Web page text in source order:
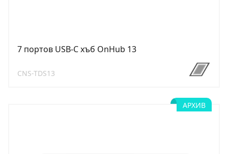
7 портов USB-C хъб OnHub 13
CNS-TDS13
АРХИВ